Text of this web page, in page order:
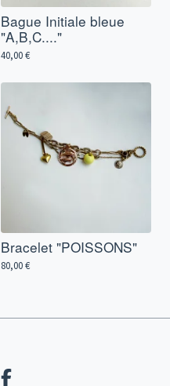
Bague Initiale bleue
"A,B,C...."
40,00€
Bracelet "POISSONS"
80,00€